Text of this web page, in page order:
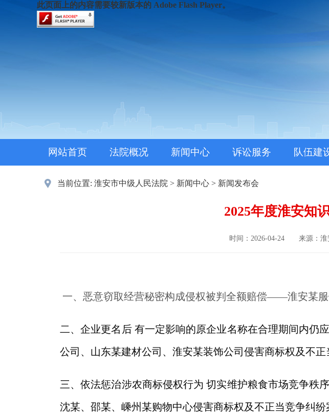
此页面上的内容需要较新版本的 Adobe Flash Player。
网站首页 法院概况 新闻中心 诉讼服务 队伍建
当前位置: 淮安市中级人民法院 > 新闻中心 > 新闻发布会
2025年度淮安知
时间：2026-04-24 来源：
一、恶意窃取经营秘密构成侵权被判全额赔偿——淮安某
二、企业更名后 有一定影响的原企业名称在合理期间内
公司、山东某建材公司、淮安某装饰公司侵害商标权及不正
三、依法惩治涉农商标侵权行为 切实维护粮食市场竞争
沈某、邵某、嵊州某购物中心侵害商标权及不正当竞争纠纷